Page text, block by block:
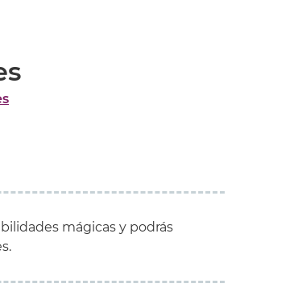
mágicas y podrás